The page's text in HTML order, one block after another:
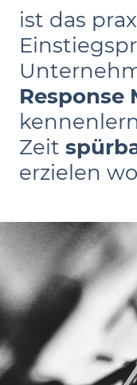
ist das
Response
Zeit
erzielen